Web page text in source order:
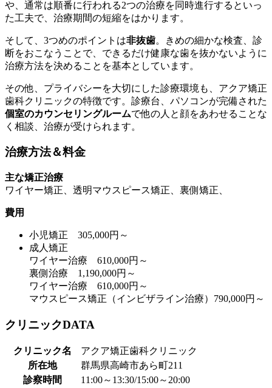
や、通常は順番に行われる2つの治療を同時進行するといっ
た工夫で、治療期間の短縮をはかります。
そして、3つめのポイントは非抜歯。きめの細かな検査、診
断をおこなうことで、できるだけ健康な歯を抜かないように
治療方法を決めることを基本としています。
その他、プライバシーを大切にした診療環境も、アクア矯正
歯科クリニックの特徴です。診療台、パソコンが完備された
個室のカウンセリングルームで他の人と顔をあわせることな
く相談、治療が受けられます。
治療方法＆料金
主な矯正治療
ワイヤー矯正、透明マウスピース矯正、裏側矯正、
費用
小児矯正 305,000円～
成人矯正
ワイヤー治療 610,000円～
裏側治療 1,190,000円～
ワイヤー治療 610,000円～
マウスピース矯正（インビザライン治療）790,000円～
クリニックDATA
クリニック名
アクア矯正歯科クリニック
所在地
群馬県高崎市あら町211
診察時間
11:00～13:30/15:00～20:00